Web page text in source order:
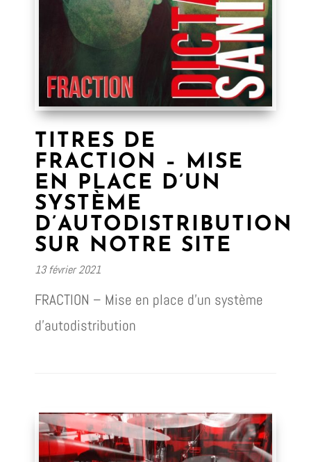
TITRES DE
FRACTION – MISE
EN PLACE D’UN
SYSTÈME
D’AUTODISTRIBUTION
SUR NOTRE SITE
13 février 2021
FRACTION – Mise en place d’un système
d’autodistribution